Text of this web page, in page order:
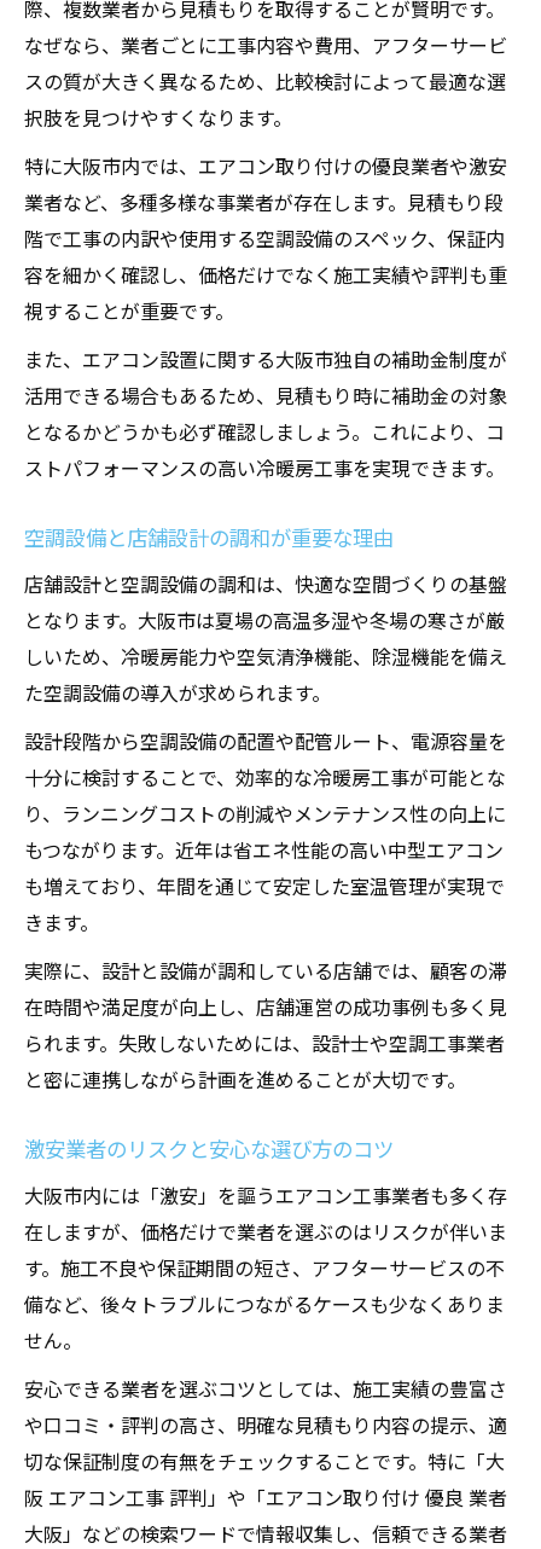
際、複数業者から見積もりを取得することが賢明です。
なぜなら、業者ごとに工事内容や費用、アフターサービ
スの質が大きく異なるため、比較検討によって最適な選
択肢を見つけやすくなります。
特に大阪市内では、エアコン取り付けの優良業者や激安
業者など、多種多様な事業者が存在します。見積もり段
階で工事の内訳や使用する空調設備のスペック、保証内
容を細かく確認し、価格だけでなく施工実績や評判も重
視することが重要です。
また、エアコン設置に関する大阪市独自の補助金制度が
活用できる場合もあるため、見積もり時に補助金の対象
となるかどうかも必ず確認しましょう。これにより、コ
ストパフォーマンスの高い冷暖房工事を実現できます。
空調設備と店舗設計の調和が重要な理由
店舗設計と空調設備の調和は、快適な空間づくりの基盤
となります。大阪市は夏場の高温多湿や冬場の寒さが厳
しいため、冷暖房能力や空気清浄機能、除湿機能を備え
た空調設備の導入が求められます。
設計段階から空調設備の配置や配管ルート、電源容量を
十分に検討することで、効率的な冷暖房工事が可能とな
り、ランニングコストの削減やメンテナンス性の向上に
もつながります。近年は省エネ性能の高い中型エアコン
も増えており、年間を通じて安定した室温管理が実現で
きます。
実際に、設計と設備が調和している店舗では、顧客の滞
在時間や満足度が向上し、店舗運営の成功事例も多く見
られます。失敗しないためには、設計士や空調工事業者
と密に連携しながら計画を進めることが大切です。
激安業者のリスクと安心な選び方のコツ
大阪市内には「激安」を謳うエアコン工事業者も多く存
在しますが、価格だけで業者を選ぶのはリスクが伴いま
す。施工不良や保証期間の短さ、アフターサービスの不
備など、後々トラブルにつながるケースも少なくありま
せん。
安心できる業者を選ぶコツとしては、施工実績の豊富さ
や口コミ・評判の高さ、明確な見積もり内容の提示、適
切な保証制度の有無をチェックすることです。特に「大
阪 エアコン工事 評判」や「エアコン取り付け 優良 業者
大阪」などの検索ワードで情報収集し、信頼できる業者